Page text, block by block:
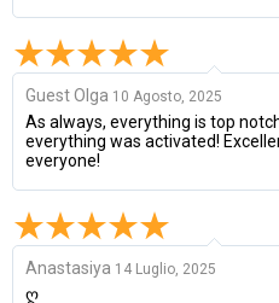
Guest Olga 10 Agosto, 2025
As always, everything is top
everything was activated!
everyone!
Anastasiya 14 Luglio, 2025
ღ